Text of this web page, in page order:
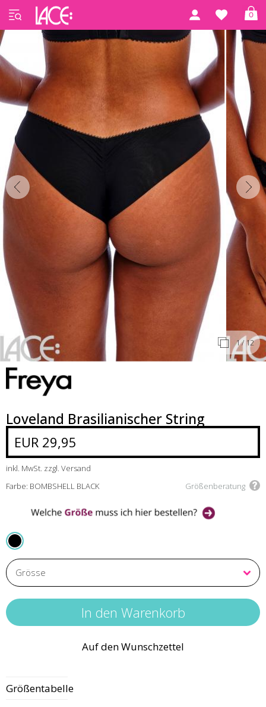
0
Startseite Freya Lingerie
1/ 12
Loveland Brasilianischer String
EUR 29,95
inkl. MwSt. zzgl. Versand
Farbe: BOMBSHELL BLACK
Größenberatung
Auf den Wunschzettel
Größentabelle